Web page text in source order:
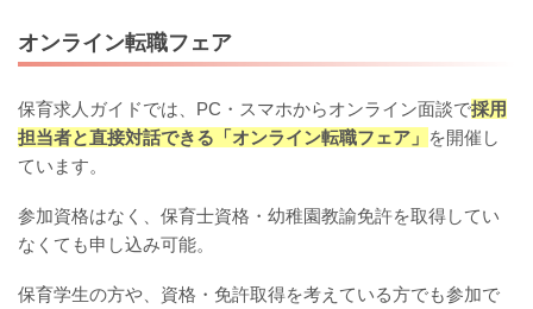
オンライン転職フェア
保育求人ガイドでは、PC・スマホからオンライン面談で採用
担当者と直接対話できる「オンライン転職フェア」 を開催し
ています。
参加資格はなく、保育士資格・幼稚園教諭免許を取得してい
なくても申し込み可能。
保育学生の方や、資格・免許取得を考えている方でも参加で